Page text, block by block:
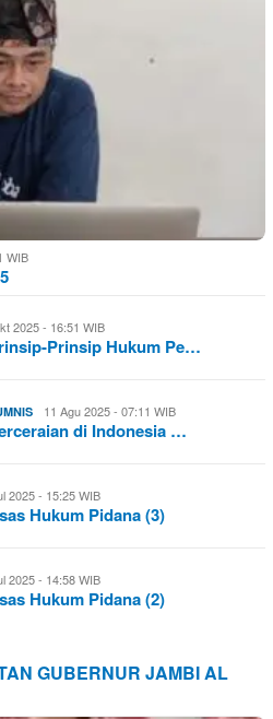
WIB
2025 - 16:51 WIB
Prinsip Hukum Pe…
11 Agu 2025 - 07:11 WIB
di Indonesia …
2025 - 15:25 WIB
Hukum Pidana (3)
2025 - 14:58 WIB
Hukum Pidana (2)
GUBERNUR JAMBI AL